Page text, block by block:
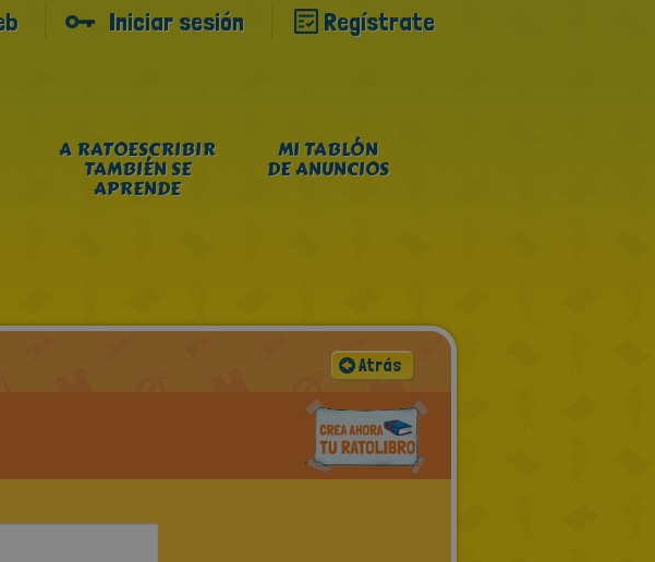
Iniciar sesión Regístrate
A RATOESCRIBIR
TAMBIÉN SE
APRENDE
MI TABLÓN
DE ANUNCIOS
Atrás